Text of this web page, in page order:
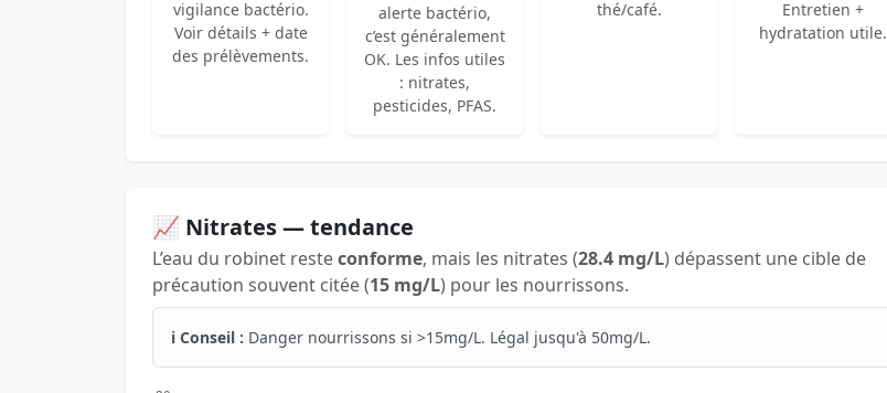
vigilance bactério.
Voir détails + date
des prélèvements.
alerte bactério,
c’est généralement
OK. Les infos utiles
: nitrates,
pesticides, PFAS.
thé/café.
Entretien +
hydratation utile.
📈 Nitrates — tendance
L’eau du robinet resteconforme, mais les nitrates (28.4 mg/L) dépassent une cible de
précaution souvent citée (15 mg/L) pour les nourrissons.
ℹ️ Conseil : Danger nourrissons si >15mg/L. Légal jusqu'à 50mg/L.